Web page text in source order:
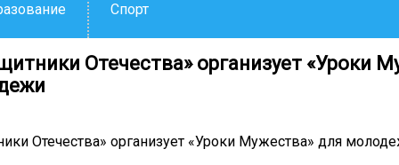
Спорт
Отечества» организует «Уроки
Отечества» организует «Уроки Мужества» для